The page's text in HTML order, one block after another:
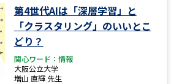
第4世代AIは「深層学習」と
「クラスタリング」のいいとこ
どり？
関心ワード：情報
大阪公立大学
増山 直輝 先生